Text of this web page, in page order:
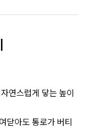
연스럽게 닿는 높이
닫아도 통로가 버티